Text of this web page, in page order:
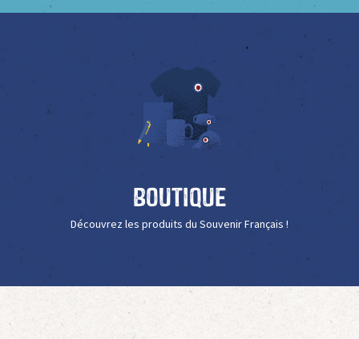
Boutique
Découvrez les produits du Souvenir Français !